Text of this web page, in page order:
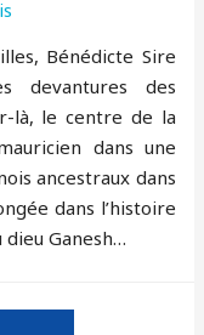
Bénédicte Sire
devantures des
là, le centre de la
dans une
ancestraux dans
dans l’histoire
Ganesh…